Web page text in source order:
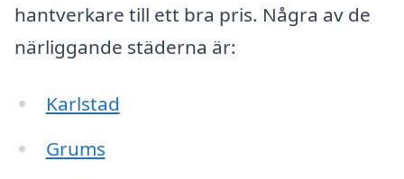
hantverkare till ett bra pris. Några av de
närliggande städerna är:
Karlstad
Grums